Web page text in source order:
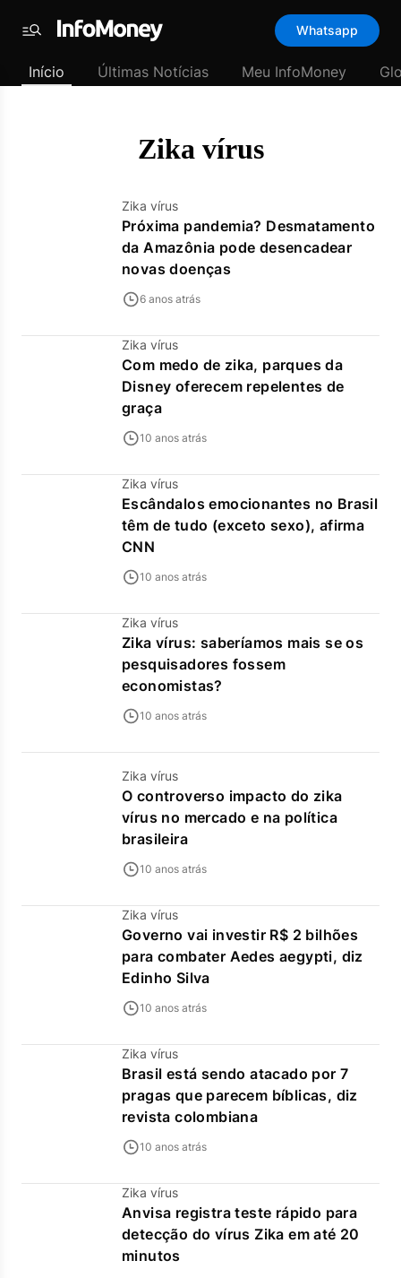
padrão
Últimas
Menu
Whatsapp
Início Últimas Notícias Meu InfoMoney
Zika vírus
Zika vírus
Próxima pandemia? Desmatamento
da Amazônia pode desencadear
novas doenças
6 anos atrás
Zika vírus
Com medo de zika, parques da
Disney oferecem repelentes de
graça
10 anos atrás
Zika vírus
Escândalos emocionantes no Brasil
têm de tudo (exceto sexo), afirma
CNN
10 anos atrás
Zika vírus
Zika vírus: saberíamos mais se os
pesquisadores fossem
economistas?
10 anos atrás
Zika vírus
O controverso impacto do zika
vírus no mercado e na política
brasileira
10 anos atrás
Zika vírus
Governo vai investir R$ 2 bilhões
para combater Aedes aegypti, diz
Edinho Silva
10 anos atrás
Zika vírus
Brasil está sendo atacado por 7
pragas que parecem bíblicas, diz
revista colombiana
10 anos atrás
Zika vírus
Anvisa registra teste rápido para
detecção do vírus Zika em até 20
minutos